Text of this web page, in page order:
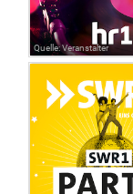
Quelle: Veranstalter